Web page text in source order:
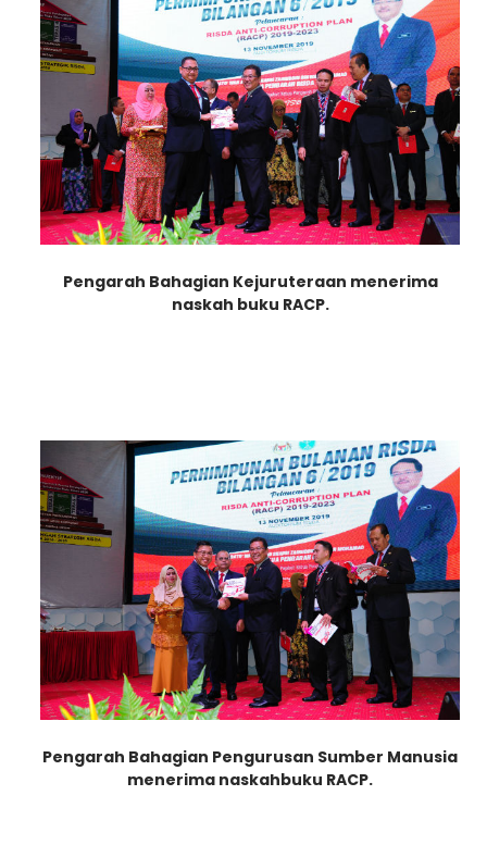
Pengarah Bahagian Kejuruteraan menerima
naskah buku RACP.
Pengarah Bahagian Pengurusan Sumber Manusia
menerima naskahbuku RACP.